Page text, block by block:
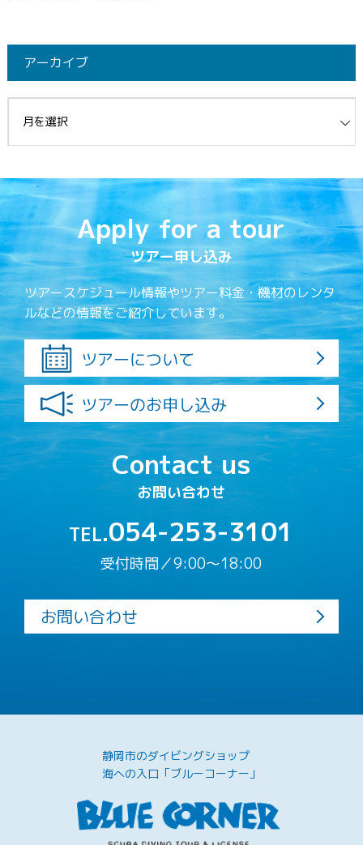
アーカイブ
Apply for a tour
ツアー申し込み
ツアースケジュール情報やツアー料金・機材のレンタ
ルなどの情報をご紹介しています。
ツアーについて
ツアーのお申し込み
Contact us
お問い合わせ
TEL.054-253-3101
受付時間／9:00〜18:00
お問い合わせ
静岡市のダイビングショップ
海への入口「ブルーコーナー」